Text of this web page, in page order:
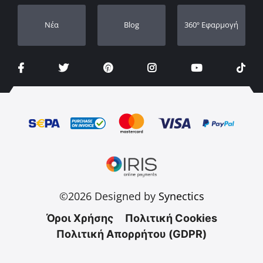
Νέα Blog 360º Εφαρμογή
©2026 Designed by Synectics
Όροι Χρήσης
Πολιτική Cookies
Πολιτική Απορρήτου (GDPR)